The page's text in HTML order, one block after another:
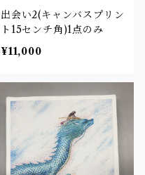
出会い2(キャンバスプリン
ト15センチ角)1点のみ
¥11,000